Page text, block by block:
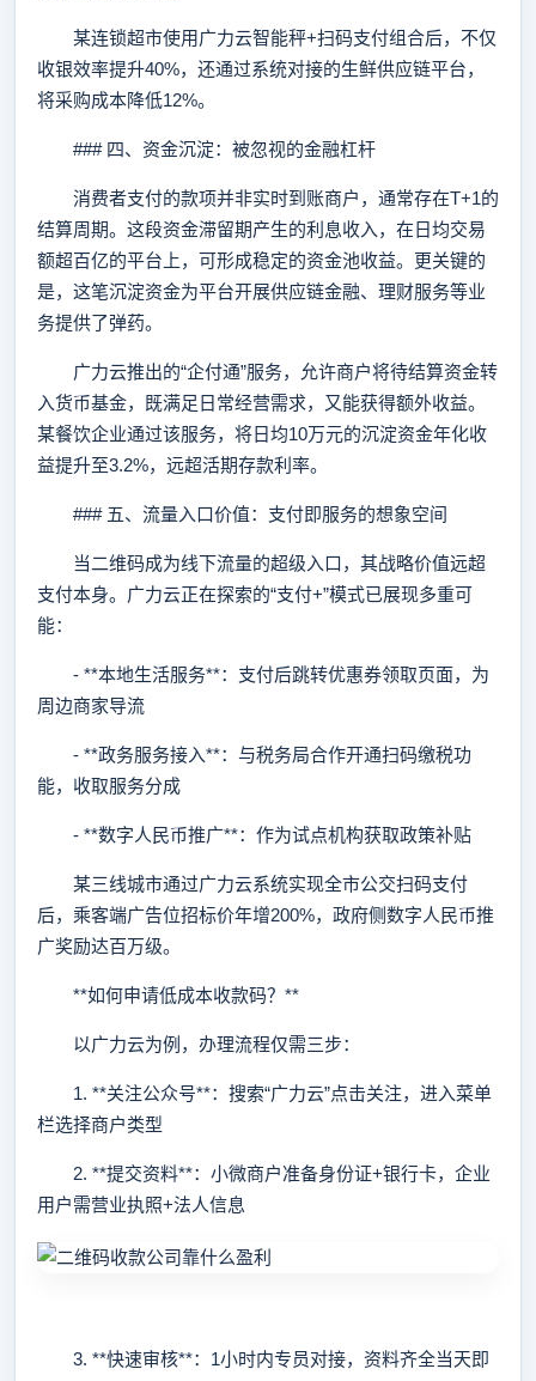
某连锁超市使用广力云智能秤+扫码支付组合后，不仅
收银效率提升40%，还通过系统对接的生鲜供应链平台，
将采购成本降低12%。
### 四、资金沉淀：被忽视的金融杠杆
消费者支付的款项并非实时到账商户，通常存在T+1的
结算周期。这段资金滞留期产生的利息收入，在日均交易
额超百亿的平台上，可形成稳定的资金池收益。更关键的
是，这笔沉淀资金为平台开展供应链金融、理财服务等业
务提供了弹药。
广力云推出的“企付通”服务，允许商户将待结算资金转
入货币基金，既满足日常经营需求，又能获得额外收益。
某餐饮企业通过该服务，将日均10万元的沉淀资金年化收
益提升至3.2%，远超活期存款利率。
### 五、流量入口价值：支付即服务的想象空间
当二维码成为线下流量的超级入口，其战略价值远超
支付本身。广力云正在探索的“支付+”模式已展现多重可
能：
- **本地生活服务**：支付后跳转优惠券领取页面，为
周边商家导流
- **政务服务接入**：与税务局合作开通扫码缴税功
能，收取服务分成
- **数字人民币推广**：作为试点机构获取政策补贴
某三线城市通过广力云系统实现全市公交扫码支付
后，乘客端广告位招标价年增200%，政府侧数字人民币推
广奖励达百万级。
**如何申请低成本收款码？**
以广力云为例，办理流程仅需三步：
1. **关注公众号**：搜索“广力云”点击关注，进入菜单
栏选择商户类型
2. **提交资料**：小微商户准备身份证+银行卡，企业
用户需营业执照+法人信息
3. **快速审核**：1小时内专员对接，资料齐全当天即